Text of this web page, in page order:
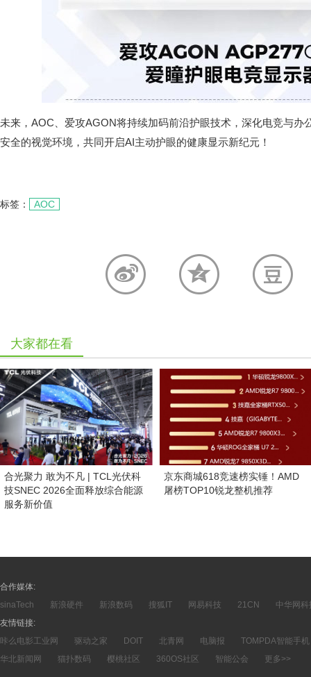
未来，AOC、爱攻AGON将持续加码前沿护眼技术，深化电竞与办
安全的视觉环境，共同开启AI主动护眼的健康显示新纪元！
标签： AOC
大家都在看
合光聚力 敢为不凡 | TCL光伏科
技SNEC 2026全面释放综合能源
服务新价值
京东商城618竞速榜实锤！AMD
屠榜TOP10锐龙整机推荐
合作媒体:
sinaTech
新浪硬件 新浪数码 搜狐IT 网易科技 21CN
中华网科
友情链接:
咔么电影工业网
驱动之家 DOIT 北青网 电脑报
TOMPDA智能手机
华北新闻网
猫扑数码 樱桃社区 360OS社区 智能公会 更多>>